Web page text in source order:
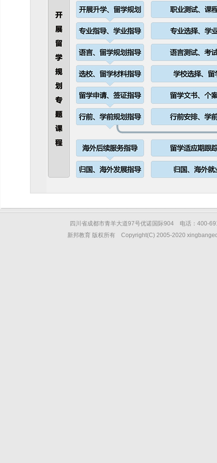
四川省成都市青羊大道97号优诺国际904 电话：
新邦教育 版权所有 Copyright(C) 2005-2020